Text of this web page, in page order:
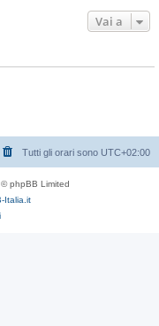
Vai a
Tutti gli orari sono UTC+02:00
phpBB Limited
Italia.it